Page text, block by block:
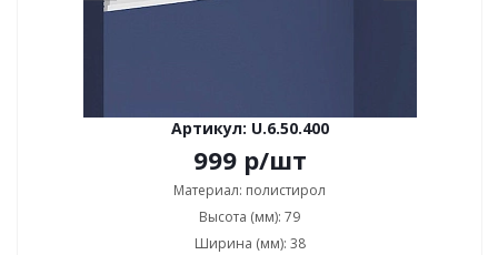
Артикул: U.6.50.400
999р/шт
Материал: полистирол
Высота (мм): 79
Ширина (мм): 38